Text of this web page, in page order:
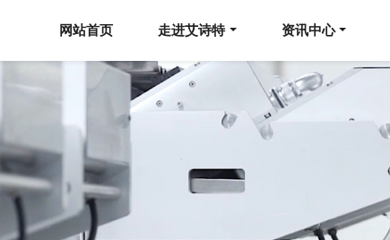
网站首页 走进艾诗特 资讯中心